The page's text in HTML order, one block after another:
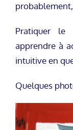
Pratiquer le
apprendre à
intuitive en
Quelques